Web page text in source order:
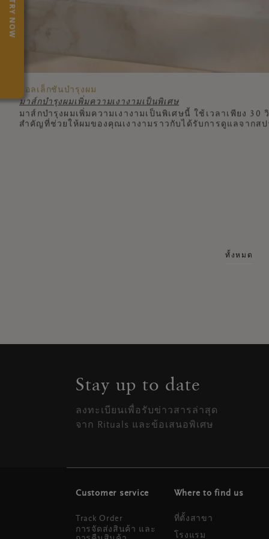
คอลเล็กชันบำรุงผม
มาส์กบำรุงผมเพิ่มความเงางามเป็นพิเศษ
มาส์กบำรุงผมเพิ่มความเงางามเป็นพิเศษนี้ ใช้เวลาเพียง 30
สำคัญที่ช่วยให้ผมของคุณเงางามราวกับได้รับการดูแลจากส
ทั้งหมด
TRY NOW
Stay up to date
ลงทะเบียนเพื่อรับข่าวสารล่าสุด
จาก Rituals และข้อเสนอพิเศษ
Customer service
Track Order
การจัดส่งสินค้า และ
Where to find us
ที่ตั้งสาขา
โรงแรม